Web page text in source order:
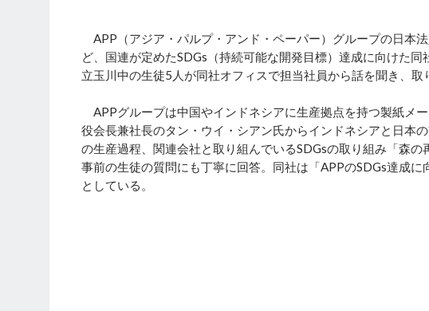
APP（アジア・パルプ・アンド・ペーパー）グループの日本
ど、国連が定めたSDGs（持続可能な開発目標）達成に向けた
立玉川中の生徒5人が同社オフィスで担当社員から話を聞き、取
APPグループは中国やインドネシアに生産拠点を持つ製紙メ
役会長兼社長のタン・ウイ・シアン氏からインドネシアと日本
の生産過程、関連会社と取り組んでいるSDGsの取り組み「森
事前の生徒の質問にも丁寧に回答。同社は「APPのSDGs達成に
としている。